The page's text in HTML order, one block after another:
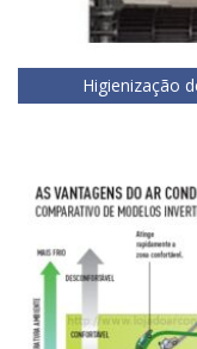
Higienização